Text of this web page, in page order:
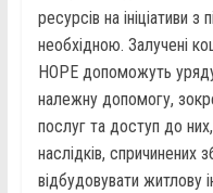
ресурсів на ініціативи
необхідною. Залучені
HOPE допоможуть
належну допомогу,
послуг та доступ до
наслідків, спричинених
відбудовувати житлову